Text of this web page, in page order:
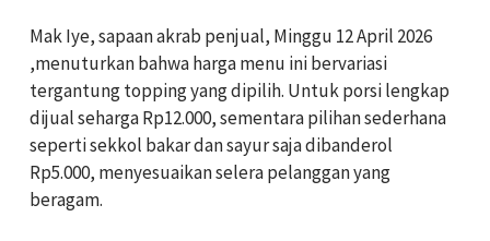
Mak Iye, sapaan akrab penjual, Minggu 12 April 2026
,menuturkan bahwa harga menu ini bervariasi
tergantung topping yang dipilih. Untuk porsi lengkap
dijual seharga Rp12.000, sementara pilihan sederhana
seperti sekkol bakar dan sayur saja dibanderol
Rp5.000, menyesuaikan selera pelanggan yang
beragam.